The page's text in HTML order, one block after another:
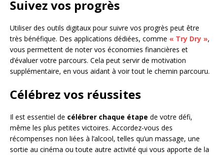
Suivez vos progrès
Utiliser des outils digitaux pour suivre vos progrès peut être
très bénéfique. Des applications dédiées, comme « Try Dry »,
vous permettent de noter vos économies financières et
d’évaluer votre parcours. Cela peut servir de motivation
supplémentaire, en vous aidant à voir tout le chemin parcouru.
Célébrez vos réussites
Il est essentiel de célébrer chaque étape de votre défi,
même les plus petites victoires. Accordez-vous des
récompenses non liées à l’alcool, telles qu’un massage, une
sortie au cinéma ou toute autre activité qui vous apporte de la